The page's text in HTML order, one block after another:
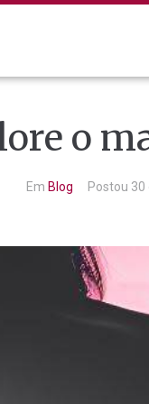
o
Em Blog Postou 30